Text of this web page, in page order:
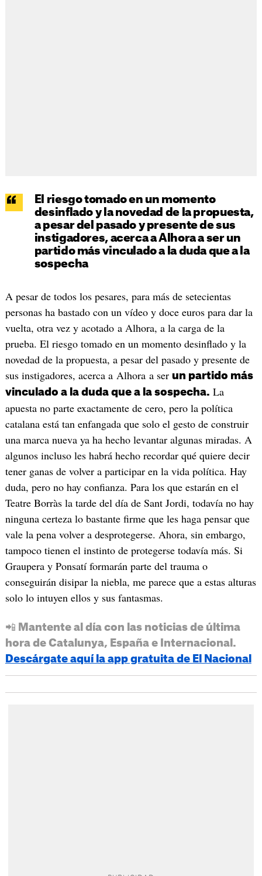
El riesgo tomado en un momento
desinflado y la novedad de la propuesta,
a pesar del pasado y presente de sus
instigadores, acerca a Alhora a ser un
partido más vinculado a la duda que a la
sospecha
A pesar de todos los pesares, para más de setecientas
personas ha bastado con un vídeo y doce euros para dar la
vuelta, otra vez y acotado a Alhora, a la carga de la
prueba. El riesgo tomado en un momento desinflado y la
novedad de la propuesta, a pesar del pasado y presente de
sus instigadores, acerca a Alhora a ser un partido más
vinculado a la duda que a la sospecha. La
apuesta no parte exactamente de cero, pero la política
catalana está tan enfangada que solo el gesto de construir
una marca nueva ya ha hecho levantar algunas miradas. A
algunos incluso les habrá hecho recordar qué quiere decir
tener ganas de volver a participar en la vida política. Hay
duda, pero no hay confianza. Para los que estarán en el
Teatre Borràs la tarde del día de Sant Jordi, todavía no hay
ninguna certeza lo bastante firme que les haga pensar que
vale la pena volver a desprotegerse. Ahora, sin embargo,
tampoco tienen el instinto de protegerse todavía más. Si
Graupera y Ponsatí formarán parte del trauma o
conseguirán disipar la niebla, me parece que a estas alturas
solo lo intuyen ellos y sus fantasmas.
📲 Mantente al día con las noticias de última
hora de Catalunya, España e Internacional.
Descárgate aquí la app gratuita de El Nacional